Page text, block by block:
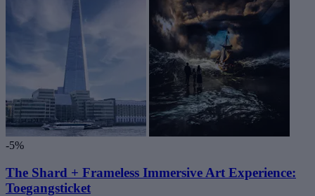
-5%
The Shard + Frameless Immersive Art Experience:
Toegangsticket